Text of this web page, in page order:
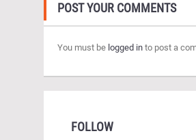
POST YOUR COMMENTS
You must be logged in to post a
FOLLOW